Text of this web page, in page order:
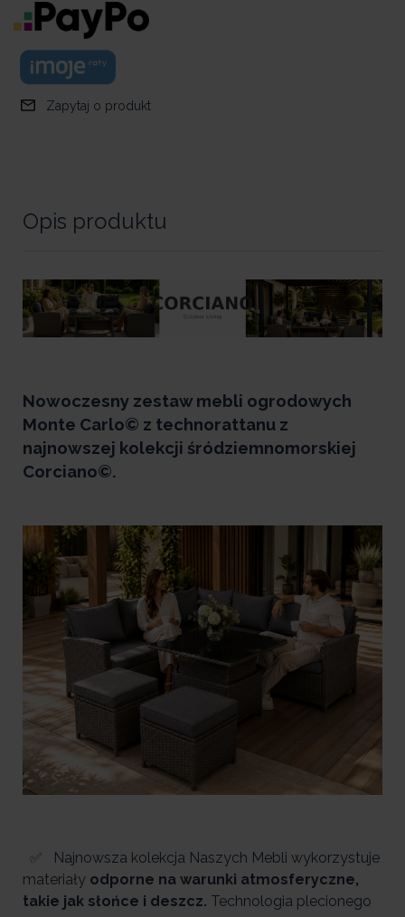
Zapytaj o produkt
Opis produktu
Nowoczesny zestaw mebli ogrodowych
Monte Carlo© z technorattanu z
najnowszej kolekcji śródziemnomorskiej
Corciano©.
✅ Najnowsza kolekcja Naszych Mebli wykorzystuje
materiały odporne na warunki atmosferyczne,
takie jak słońce i deszcz. Technologia plecionego